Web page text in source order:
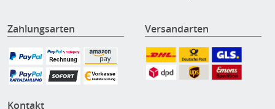
Zahlungsarten Versandarten
Kontakt